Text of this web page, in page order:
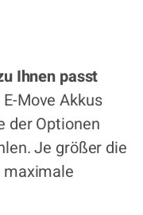
Ihnen passt
Move Akkus
der Optionen
Je größer die